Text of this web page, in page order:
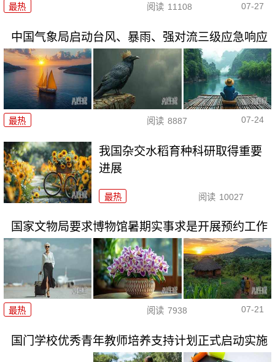
最热 阅读 11108 07-27
中国气象局启动台风、暴雨、强对流三级应急响应
最热 阅读 8887 07-24
我国杂交水稻育种科研取得重要
进展
最热 阅读 10027
国家文物局要求博物馆暑期实事求是开展预约工作
最热 阅读 7938 07-21
国门学校优秀青年教师培养支持计划正式启动实施